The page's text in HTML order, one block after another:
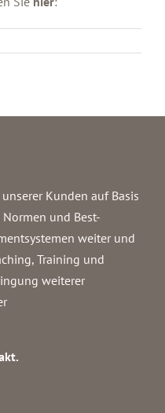
Kunden auf Basis
und Best-
weiter und
Training und
weiterer